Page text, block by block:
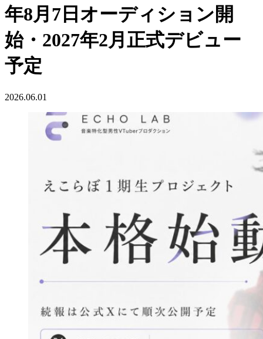
年8月7日オーディション開
始・2027年2月正式デビュー
予定
2026.06.01